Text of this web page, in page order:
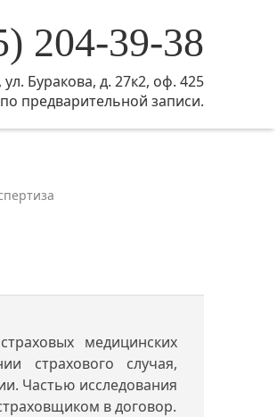
204-39-38
Буракова, д. 27к2, оф. 425
предварительной записи.
медицинских
страхового случая,
Частью исследования
в договор.